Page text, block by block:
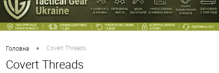
Головна • Covert Threads
Covert Threads